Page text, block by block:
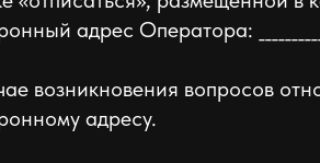
адрес Оператора:
возникновения вопросов
адресу.